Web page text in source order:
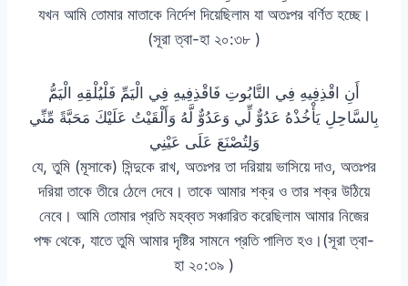
যখন আমি তোমার মাতাকে নির্দেশ দিয়েছিলাম যা অতঃপর বর্ণিত হচ্ছে।
(সূরা ত্বা-হা ২০:৩৮ )
أَنِ اقْذِفِيهِ فِي التَّابُوتِ فَاقْذِفِيهِ فِي الْيَمِّ فَلْيُلْقِهِ الْيَمُّ
بِالسَّاحِلِ يَأْخُذْهُ عَدُوٌّ لِّي وَعَدُوٌّ لَّهُ وَأَلْقَيْتُ عَلَيْكَ مَحَبَّةً مِّنِّي
وَلِتُصْنَعَ عَلَى عَيْنِي
যে, তুমি (মূসাকে) সিন্দুকে রাখ, অতঃপর তা দরিয়ায় ভাসিয়ে দাও, অতঃপর
দরিয়া তাকে তীরে ঠেলে দেবে। তাকে আমার শক্র ও তার শক্র উঠিয়ে
নেবে। আমি তোমার প্রতি মহব্বত সঞ্চারিত করেছিলাম আমার নিজের
পক্ষ থেকে, যাতে তুমি আমার দৃষ্টির সামনে প্রতি পালিত হও।(সূরা ত্বা-
হা ২০:৩৯ )